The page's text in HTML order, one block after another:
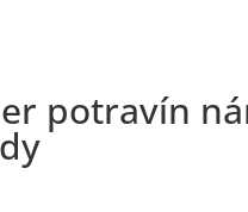
potravín